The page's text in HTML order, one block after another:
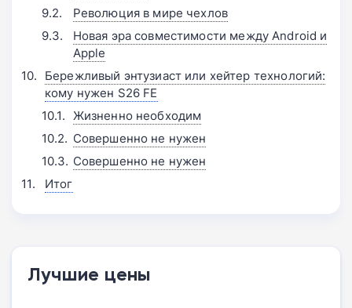
Революция в мире чехлов
Новая эра совместимости между Android и
Apple
Бережливый энтузиаст или хейтер технологий:
кому нужен S26 FE
Жизненно необходим
Совершенно не нужен
Совершенно не нужен
Итог
Лучшие цены